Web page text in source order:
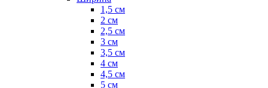
1,5 см
2 см
2,5 см
3 см
3,5 см
4 см
4,5 см
5 см